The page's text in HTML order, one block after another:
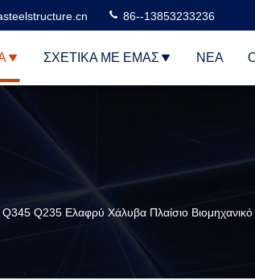
86--13853233236
ΣΧΕΤΙΚΆ ΜΕ ΕΜΆΣ ΝΈΑ
Q345 Q235 Ελαφρύ Χάλυβα Πλαίσιο